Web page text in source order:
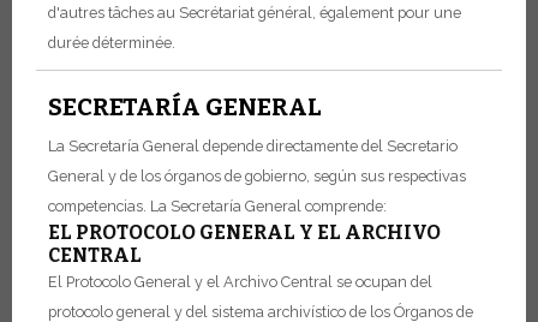
d'autres tâches au Secrétariat général, également pour une
durée déterminée.
SECRETARÍA GENERAL
La Secretaría General depende directamente del Secretario
General y de los órganos de gobierno, según sus respectivas
competencias. La Secretaría General comprende:
EL PROTOCOLO GENERAL Y EL ARCHIVO
CENTRAL
El Protocolo General y el Archivo Central se ocupan del
protocolo general y del sistema archivístico de los Órganos de